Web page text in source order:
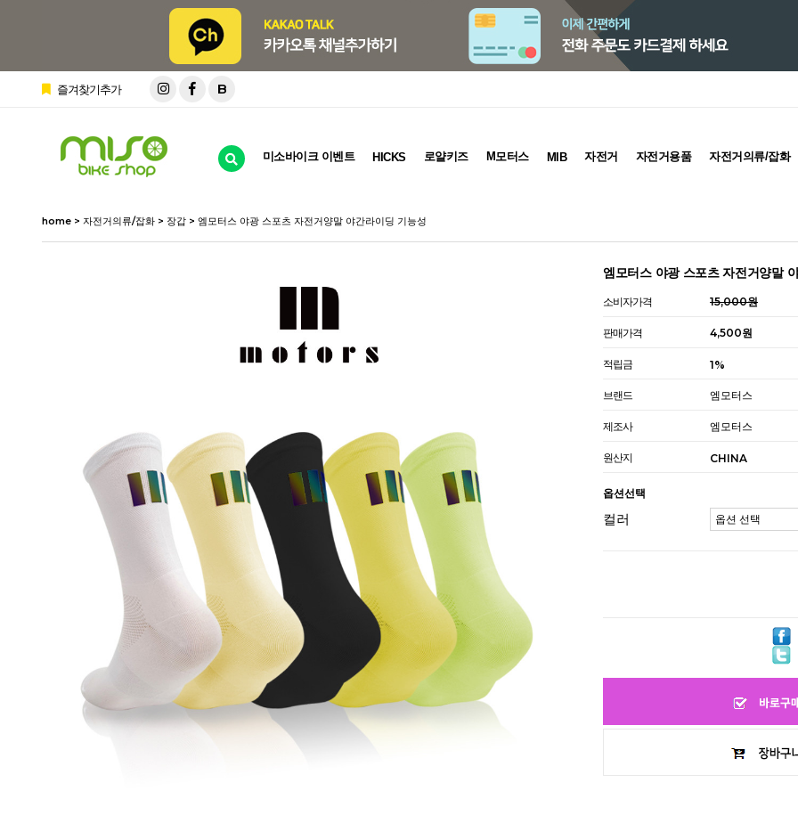
즐겨찾기추가 B
미소바이크 이벤트 HICKS 로얄키즈 M모터스 MIB 자전거 자전거용품 자전거의류/잡화
home > 자전거의류/잡화 > 장갑 > 엠모터스 야광 스포츠 자전거양말 야간라이딩 기능성
엠모터스 야광 스포츠 자전거양말
소비자가격 15,000원
판매가격 4,500원
적립금 1%
브랜드 엠모터스
제조사 엠모터스
원산지 CHINA
옵션선택
컬러